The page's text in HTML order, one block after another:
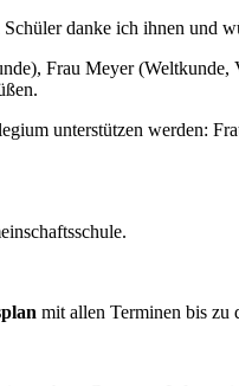
danke ich ihnen und
Frau Meyer
unterstützen werden:
mit allen Terminen bis zu